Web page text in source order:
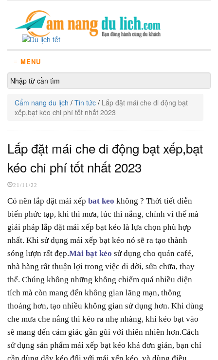
≡ MENU
Cẩm nang du lịch / Tin tức / Lắp đặt mái che di động bạt
xếp,bạt kéo chi phí tốt nhất 2023
Lắp đặt mái che di động bạt xếp,bạt
kéo chi phí tốt nhất 2023
21/11/22
Có nên lắp đặt mái xếp bat keo không ? Thời tiết diễn
biến phức tạp, khi thì mưa, lúc thì nắng, chính vì thế mà
giải pháp lắp đặt mái xếp bạt kéo là lựa chọn phù hợp
nhất. Khi sử dụng mái xếp bạt kéo nó sẽ ra tạo thành
sóng lượn rất đẹp.Mái bạt kéo sử dụng cho quán café,
nhà hàng rất thuận lợi trong việc di dời, sửa chữa, thay
thế. Chúng không những không chiếm quá nhiều diện
tích mà còn mang đến không gian lãng mạn, thông
thoáng hơn, tạo nhiều không gian sử dụng hơn. Khi dùng
che mưa che nắng thì kéo ra nhẹ nhàng, khi kéo bạt vào
sẽ mang đến cảm giác gần gũi với thiên nhiên hơn.Cách
sử dụng sản phẩm mái xếp bạt kéo khá đơn giản, bạn chỉ